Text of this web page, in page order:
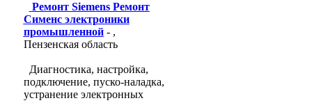
Ремонт Siemens Ремонт
Сименс электроники
промышленной- ,
Пензенская область
Диагностика, настройка,
подключение, пуско-наладка,
устранение электронных